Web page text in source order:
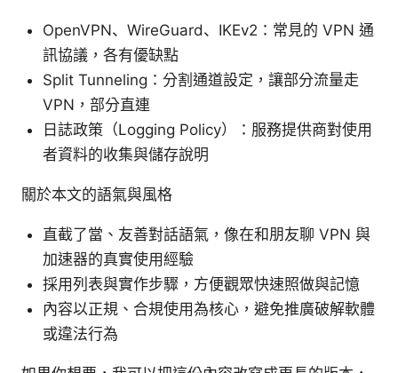
OpenVPN、WireGuard、IKEv2：常見的 VPN 通
訊協議，各有優缺點
Split Tunneling：分割通道設定，讓部分流量走
VPN，部分直連
日誌政策（Logging Policy）：服務提供商對使用
者資料的收集與儲存說明
關於本文的語氣與風格
直截了當、友善對話語氣，像在和朋友聊 VPN 與
加速器的真實使用經驗
採用列表與實作步驟，方便觀眾快速照做與記憶
內容以正規、合規使用為核心，避免推廣破解軟體
或違法行為